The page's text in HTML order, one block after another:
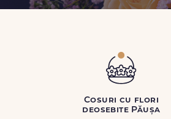
Cosuri cu flori
deosebite Păușa